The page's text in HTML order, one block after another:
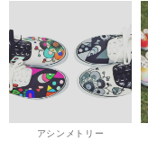
アシンメトリー